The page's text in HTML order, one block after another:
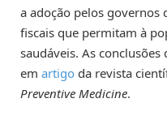
a adoção pelos governos
fiscais que permitam à
saudáveis. As
em artigo da revista
Preventive Medicine.